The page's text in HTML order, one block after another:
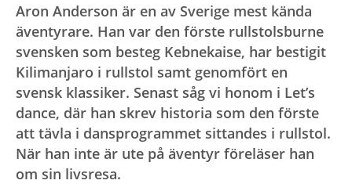
Aron Anderson är en av Sverige mest kända
äventyrare. Han var den förste rullstolsburne
svensken som besteg Kebnekaise, har bestigit
Kilimanjaro i rullstol samt genomfört en
svensk klassiker. Senast såg vi honom i Let’s
dance, där han skrev historia som den förste
att tävla i dansprogrammet sittandes i rullstol.
När han inte är ute på äventyr föreläser han
om sin livsresa.